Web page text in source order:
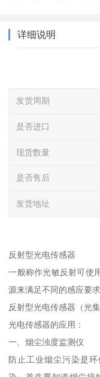
详细说明
发货周期
是否进口
现货数量
是否售后
发货地址
反射型光电传感器
一般称作光敏反射可使
源来满足不同的感应要求
反射型光电传感器（光
光电传感器的应用：
一、烟尘浊度监测仪
防止工业烟尘污染是